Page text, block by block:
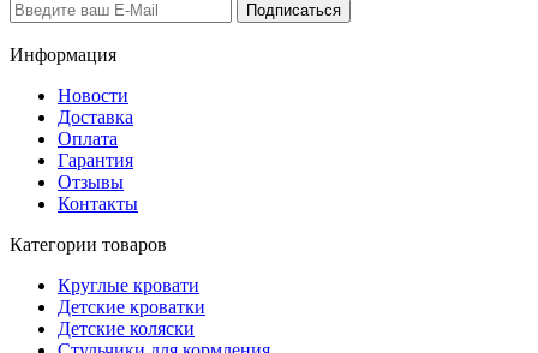
Информация
Новости
Доставка
Оплата
Гарантия
Отзывы
Контакты
Категории товаров
Круглые кровати
Детские кроватки
Детские коляски